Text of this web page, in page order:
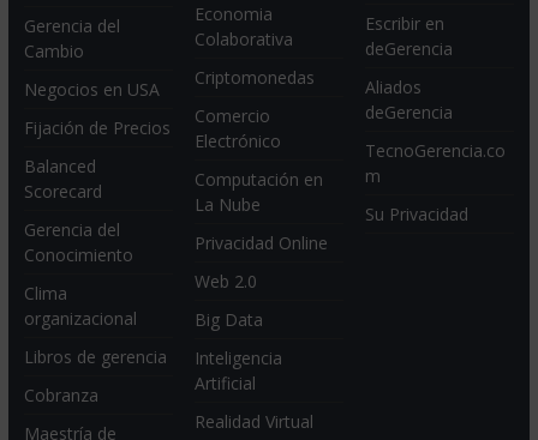
Gerencia del
Cambio
Negocios en USA
Fijación de Precios
Balanced
Scorecard
Gerencia del
Conocimiento
Clima
organizacional
Libros de gerencia
Cobranza
Maestría de
Economia
Colaborativa
Criptomonedas
Comercio
Electrónico
Computación en
La Nube
Privacidad Online
Web 2.0
Big Data
Inteligencia
Artificial
Realidad Virtual
Escribir en
deGerencia
Aliados
deGerencia
TecnoGerencia.co
m
Su Privacidad